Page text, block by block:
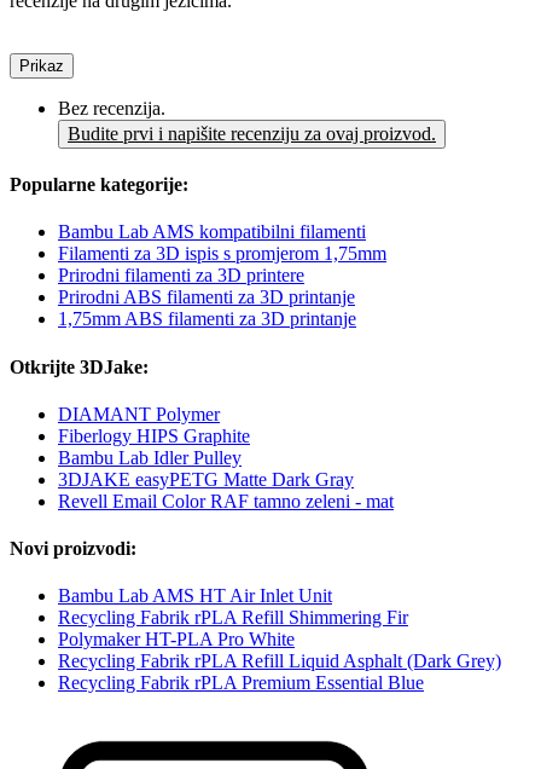
Prikaz
Bez recenzija.
Budite prvi i napišite recenziju za ovaj proizvod.
Popularne kategorije:
Bambu Lab AMS kompatibilni filamenti
Filamenti za 3D ispis s promjerom 1,75mm
Prirodni filamenti za 3D printere
Prirodni ABS filamenti za 3D printanje
1,75mm ABS filamenti za 3D printanje
Otkrijte 3DJake:
DIAMANT Polymer
Fiberlogy HIPS Graphite
Bambu Lab Idler Pulley
3DJAKE easyPETG Matte Dark Gray
Revell Email Color RAF tamno zeleni - mat
Novi proizvodi:
Bambu Lab AMS HT Air Inlet Unit
Recycling Fabrik rPLA Refill Shimmering Fir
Polymaker HT-PLA Pro White
Recycling Fabrik rPLA Refill Liquid Asphalt (Dark Grey)
Recycling Fabrik rPLA Premium Essential Blue